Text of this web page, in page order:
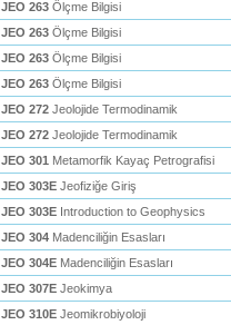
JEO 263 Ölçme Bilgisi
JEO 263 Ölçme Bilgisi
JEO 263 Ölçme Bilgisi
JEO 263 Ölçme Bilgisi
JEO 272 Jeolojide Termodinamik
JEO 272 Jeolojide Termodinamik
JEO 301 Metamorfik Kayaç Petrografisi
JEO 303E Jeofiziğe Giriş
JEO 303E Introduction to Geophysics
JEO 304 Madenciliğin Esasları
JEO 304E Madenciliğin Esasları
JEO 307E Jeokimya
JEO 310E Jeomikrobiyoloji